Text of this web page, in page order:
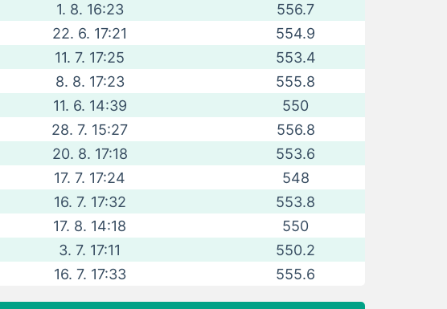
1. 8. 16:23
556.7
22. 6. 17:21
554.9
11. 7. 17:25
553.4
8. 8. 17:23
555.8
11. 6. 14:39
550
28. 7. 15:27
556.8
20. 8. 17:18
553.6
17. 7. 17:24
548
16. 7. 17:32
553.8
17. 8. 14:18
550
3. 7. 17:11
550.2
16. 7. 17:33 555.6